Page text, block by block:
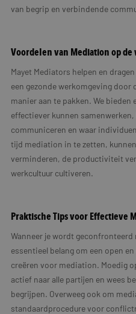
van begrip en verbindende
Voordelen van Mediation op
Mayet Mediators helpen en
een gezonde werkomgeving
manier aan te pakken. We bieden
effectiever kunnen
communiceren en waar
tijd mediation in te zetten,
verminderen, de productiviteit
werkcultuur cultiveren.
Praktische Tips voor Effectieve
Wanneer je wordt
essentieel belang om een open
creëren voor mediation. Moedig
actief naar alle partijen en wees
begrijpen. Overweeg ook om
standaardprocedure voor